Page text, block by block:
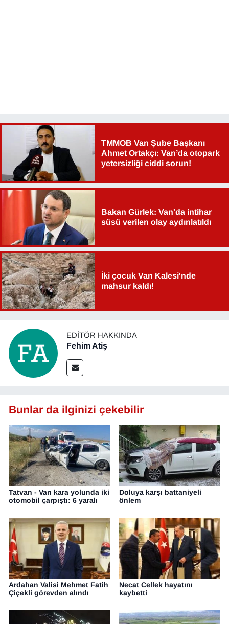
TMMOB Van Şube Başkanı
Ahmet Ortakçı: Van’da otopark
yetersizliği ciddi sorun!
Bakan Gürlek: Van'da intihar
süsü verilen olay aydınlatıldı
İki çocuk Van Kalesi'nde
mahsur kaldı!
EDITÖR HAKKINDA
Fehim Atiş
Bunlar da ilginizi çekebilir
Tatvan - Van kara yolunda iki
otomobil çarpıştı: 6 yaralı
Doluya karşı battaniyeli
önlem
Ardahan Valisi Mehmet Fatih
Çiçekli görevden alındı
Necat Cellek hayatını
kaybetti
Vasıta
YAŞAM
YEREL